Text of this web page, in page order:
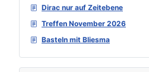
Dirac nur auf Zeitebene
Treffen November 2026
Basteln mit Bliesma